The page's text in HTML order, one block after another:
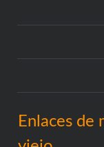
Enlaces de